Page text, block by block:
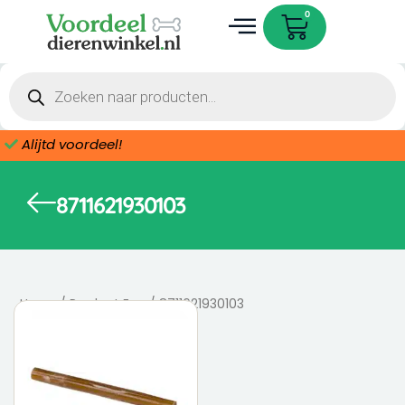
inhoud
0
Cart
zoeken
Alijtd voordeel!
8711621930103
Home/ Product Ean / 8711621930103